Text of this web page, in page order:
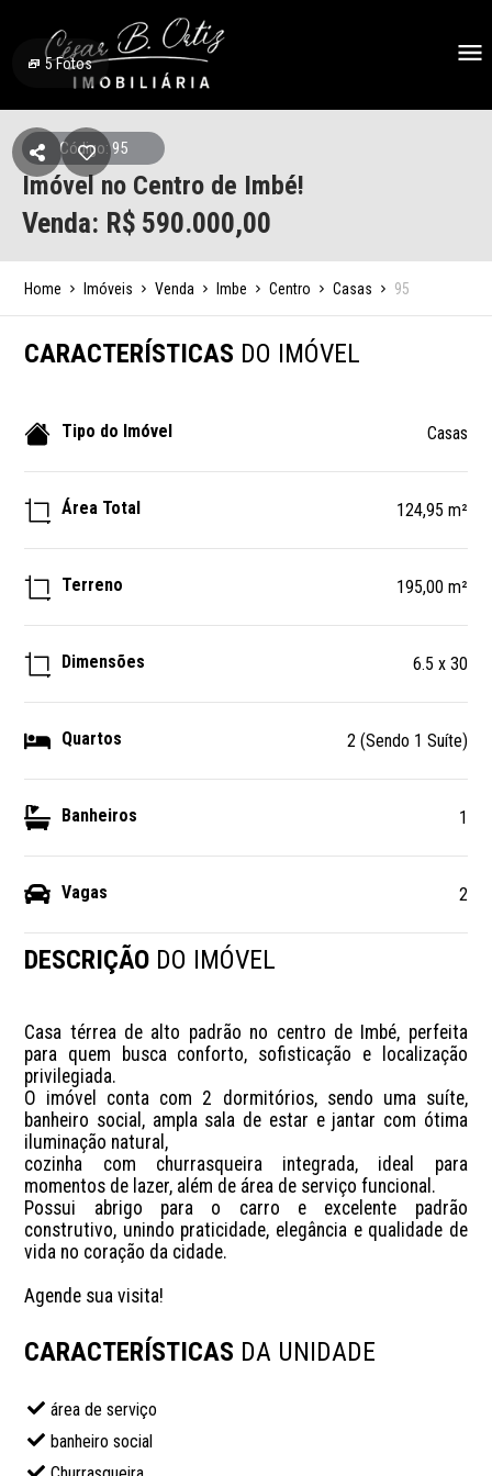
5Fotos
Código: 95
Imóvel no Centro de Imbé!
Venda: R$ 590.000,00
Home Imóveis Venda Imbe Centro Casas 95
CARACTERÍSTICAS DO IMÓVEL
Tipo do Imóvel Casas
Área Total 124,95 m²
Terreno 195,00 m²
Dimensões 6.5 x 30
Quartos 2 (Sendo 1 Suíte)
Banheiros 1
Vagas 2
DESCRIÇÃO DO IMÓVEL
Casa térrea de alto padrão no centro de Imbé, perfeita
para quem busca conforto, sofisticação e localização
privilegiada.
O imóvel conta com 2 dormitórios, sendo uma suíte,
banheiro social, ampla sala de estar e jantar com ótima
iluminação natural,
cozinha com churrasqueira integrada, ideal para
momentos de lazer, além de área de serviço funcional.
Possui abrigo para o carro e excelente padrão
construtivo, unindo praticidade, elegância e qualidade de
vida no coração da cidade.
Agende sua visita!
CARACTERÍSTICAS DA UNIDADE
área de serviço
banheiro social